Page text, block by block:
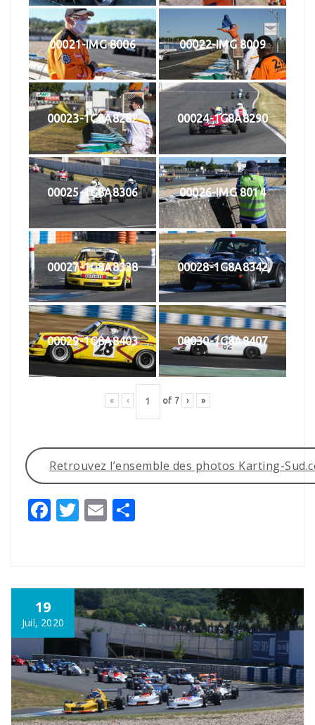
00021-IMG 8006 00022-IMG 8009
00023-1G8A8282 00024-1G8A8290
00025-1G8A8306 00026-IMG 8014
00027-1G8A8338 00028-1G8A8342
00029-1G8A8403 00030-1G8A8407
« ‹ of 7 › »
Retrouvez l’ensemble des photos Karting-
Facebook
Twitter
Email
19
Juil, 2020